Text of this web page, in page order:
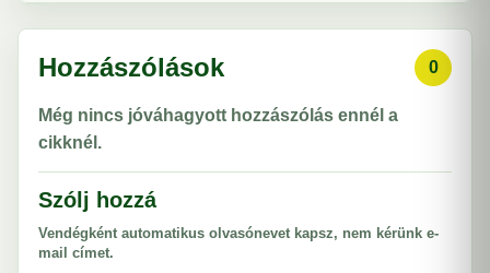
Hozzászólások 0
Még nincs jóváhagyott hozzászólás ennél a
cikknél.
Szólj hozzá
Vendégként automatikus olvasónevet kapsz, nem kérünk e-
mail címet.